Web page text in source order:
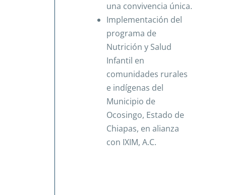
una convivencia única.
Implementación del
programa de
Nutrición y Salud
Infantil en
comunidades rurales
e indígenas del
Municipio de
Ocosingo, Estado de
Chiapas, en alianza
con IXIM, A.C.